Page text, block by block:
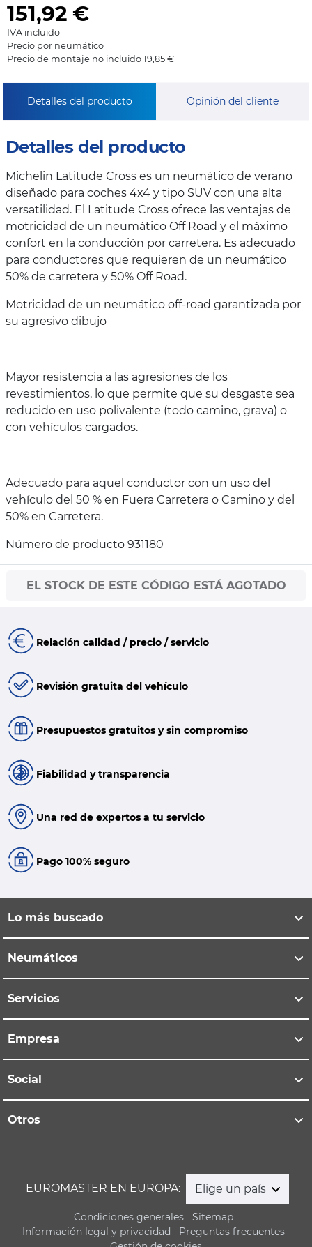
151,92 €
IVA incluido
Precio por neumático
Precio de montaje no incluido 19,85 €
Detalles del producto Opinión del cliente
Detalles del producto
Michelin Latitude Cross es un neumático de verano
diseñado para coches 4x4 y tipo SUV con una alta
versatilidad. El Latitude Cross ofrece las ventajas de
motricidad de un neumático Off Road y el máximo
confort en la conducción por carretera. Es adecuado
para conductores que requieren de un neumático
50% de carretera y 50% Off Road.
Motricidad de un neumático off-road garantizada por
su agresivo dibujo
Mayor resistencia a las agresiones de los
revestimientos, lo que permite que su desgaste sea
reducido en uso polivalente (todo camino, grava) o
con vehículos cargados.
Adecuado para aquel conductor con un uso del
vehículo del 50 % en Fuera Carretera o Camino y del
50% en Carretera.
Número de producto 931180
EL STOCK DE ESTE CÓDIGO ESTÁ AGOTADO
Relación calidad / precio / servicio
Revisión gratuita del vehículo
Presupuestos gratuitos y sin compromiso
Fiabilidad y transparencia
Una red de expertos a tu servicio
Pago 100% seguro
Lo más buscado
Neumáticos
Servicios
Empresa
Social
Otros
EUROMASTER EN EUROPA: Elige un país
Condiciones generales
Sitemap
Información legal y privacidad
Preguntas frecuentes